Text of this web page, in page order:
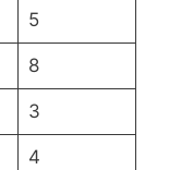
5
8
3
4